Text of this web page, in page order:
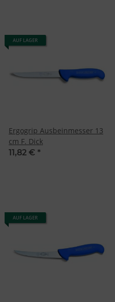
AUF LAGER
Ergogrip Ausbeinmesser 13
cm F. Dick
11,82 € *
AUF LAGER